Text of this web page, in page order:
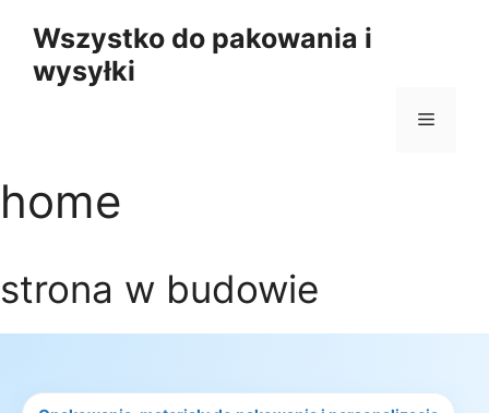
treści
Wszystko do pakowania i
wysyłki
Menu
home
strona w budowie